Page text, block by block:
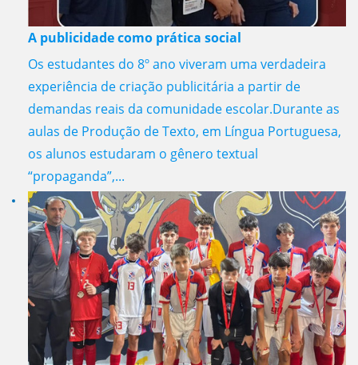
A publicidade como prática social
Os estudantes do 8º ano viveram uma verdadeira
experiência de criação publicitária a partir de
demandas reais da comunidade escolar.Durante as
aulas de Produção de Texto, em Língua Portuguesa,
os alunos estudaram o gênero textual
“propaganda”,...